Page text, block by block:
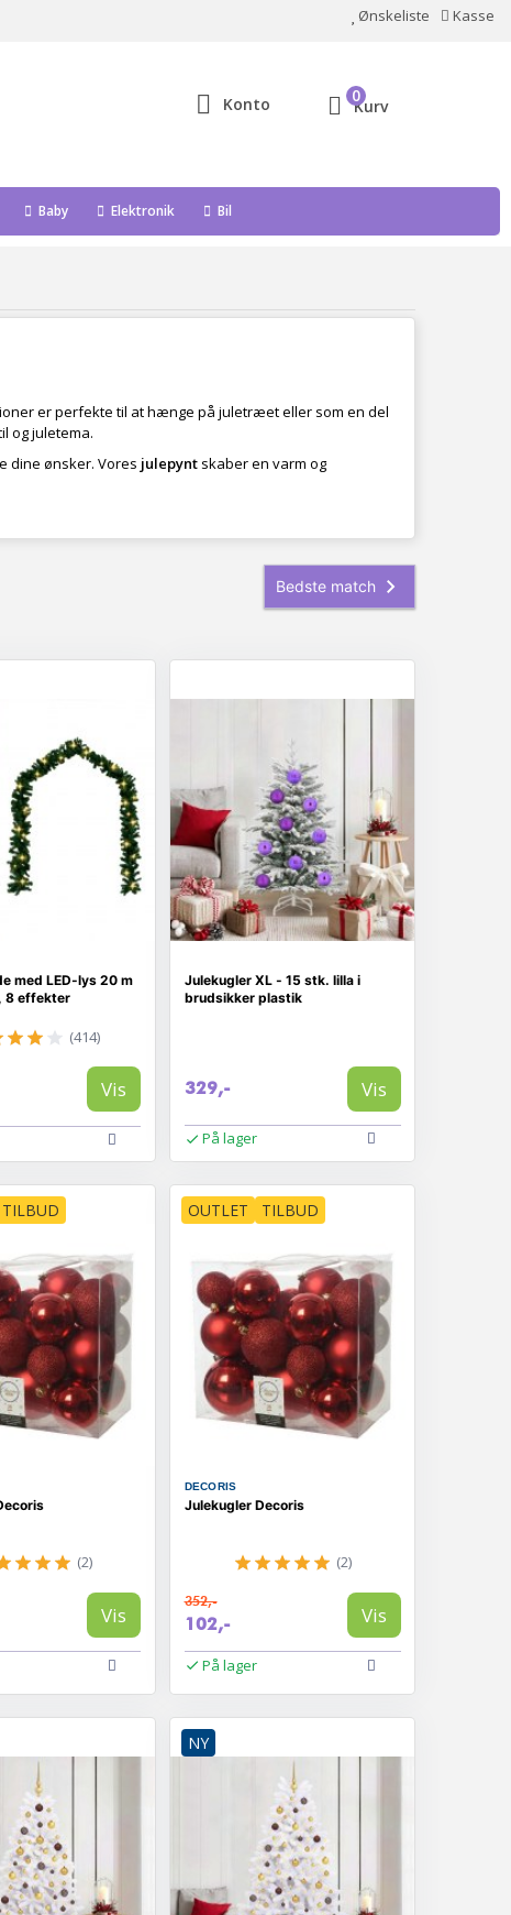
Ønskeliste Kasse
Konto Kurv
0
Baby Elektronik Bil
er perfekte til at hænge på juletræet eller som en del
og juletema.
dine ønsker. Vores julepynt skaber en varm og
med LED-lys 20 m
8 effekter
(414)
Vis
Julekugler XL - 15 stk. lilla i
brudsikker plastik
329,- Vis
På lager
TILBUD
(2)
Vis
OUTLET TILBUD
DECORIS
Julekugler Decoris
(2)
352,-
102,- Vis
På lager
NY